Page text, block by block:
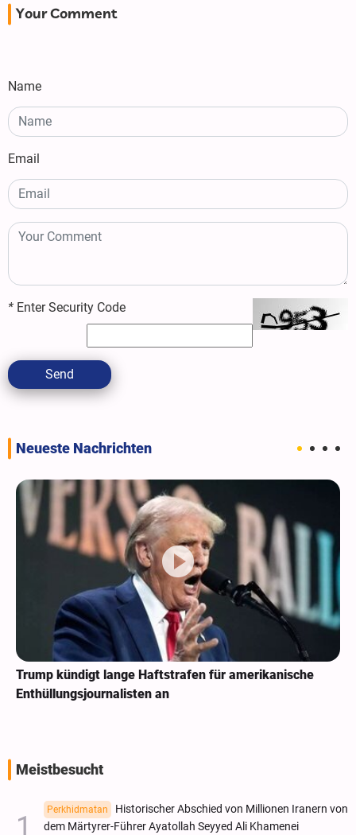
Your Comment
Name
Email
* Enter Security Code
Send
Neueste Nachrichten
Trump kündigt lange Haftstrafen für amerikanische
Enthüllungsjournalisten an
Meistbesucht
Perkhidmatan
Historischer Abschied von Millionen Iranern von
dem Märtyrer-Führer Ayatollah Seyyed Ali Khamenei